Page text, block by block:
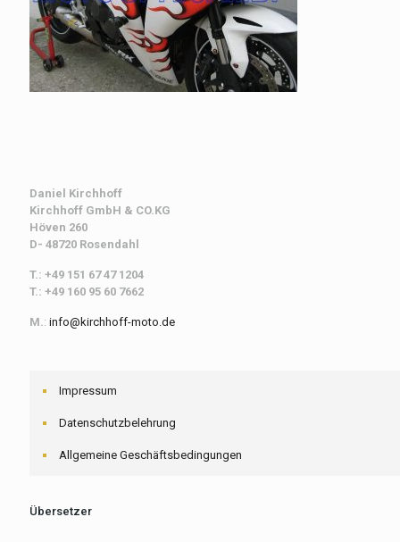
Daniel Kirchhoff
Kirchhoff GmbH & CO.KG
Höven 260
D- 48720 Rosendahl
T.: +49 151 67 47 1204
T.: +49 160 95 60 7662
M.: info@kirchhoff-moto.de
Impressum
Datenschutzbelehrung
Allgemeine Geschäftsbedingungen
Übersetzer